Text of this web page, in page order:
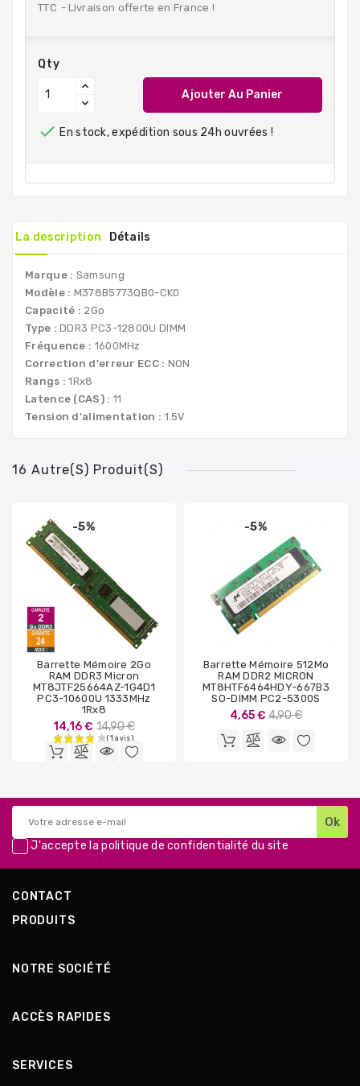
TTC Livraison offerte en France !
Qty
Ajouter Au Panier
 En stock, expédition sous 24h ouvrées !
La description Détails
Marque : Samsung
Modèle : M378B5773QB0-CK0
Capacité : 2Go
Type :DDR3 PC3-12800U DIMM
Fréquence : 1600MHz
Correction d'erreur ECC : NON
Rangs :1Rx8
Latence (CAS) : 11
Tension d'alimentation : 1.5V
16 Autre(s) Produit(s)
-5%
Barrette Mémoire 2Go
RAM DDR3 Micron
MT8JTF25664AZ-1G4D1
PC3-10600U 1333MHz
1Rx8
14,16 € Prix
de
base
14,90 €
-5%
Barrette Mémoire 512Mo
RAM DDR2 MICRON
MT8HTF6464HDY-667B3
SO-DIMM PC2-5300S
4,65 € Prix
base
4,90 €
J'accepte lapolitique de confidentialité du site
CONTACT
PRODUITS
NOTRE SOCIÉTÉ
ACCÈS RAPIDES
SERVICES